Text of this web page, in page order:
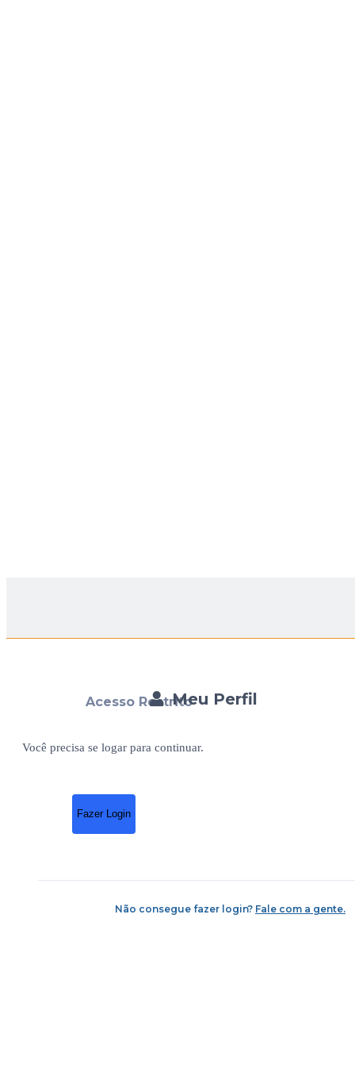
Meu Perfil
Acesso Restrito
Você precisa se logar para continuar.
Fazer Login
Não consegue fazer login? Fale com a gente.